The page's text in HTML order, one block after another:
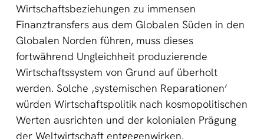
Wirtschaftsbeziehungen zu immensen
Finanztransfers aus dem Globalen Süden in den
Globalen Norden führen, muss dieses
fortwährend Ungleichheit produzierende
Wirtschaftssystem von Grund auf überholt
werden. Solche ‚systemischen Reparationen‘
würden Wirtschaftspolitik nach kosmopolitischen
Werten ausrichten und der kolonialen Prägung
der Weltwirtschaft entgegenwirken.